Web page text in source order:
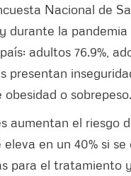
Nacional de
durante la
adultos 76.9%,
presentan
o sobrepeso.
aumentan el riesgo
en un 40% si
para el tratamiento